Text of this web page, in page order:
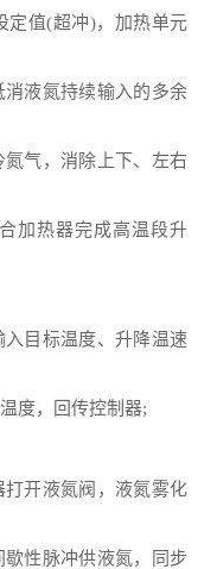
值(超冲)，加热单元
液氮持续输入的多余
气，消除上下、左右
热器完成高温段升
目标温度、升降温速
度，回传控制器;
开液氮阀，液氮雾化
性脉冲供液氮，同步